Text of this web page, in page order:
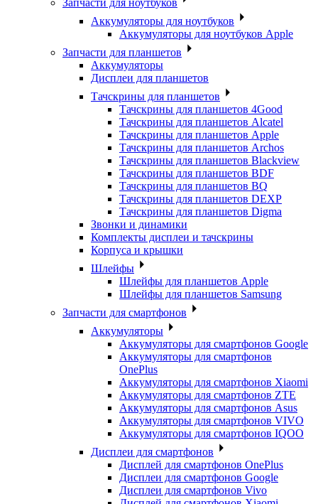
Запчасти для ноутбуков
Аккумуляторы для ноутбуков
Аккумуляторы для ноутбуков Apple
Запчасти для планшетов
Аккумуляторы
Дисплеи для планшетов
Тачскрины для планшетов
Тачскрины для планшетов 4Good
Тачскрины для планшетов Alcatel
Тачскрины для планшетов Apple
Тачскрины для планшетов Archos
Тачскрины для планшетов Blackview
Тачскрины для планшетов BDF
Тачскрины для планшетов BQ
Тачскрины для планшетов DEXP
Тачскрины для планшетов Digma
Звонки и динамики
Комплекты дисплеи и тачскрины
Корпуса и крышки
Шлейфы
Шлейфы для планшетов Apple
Шлейфы для планшетов Samsung
Запчасти для смартфонов
Аккумуляторы
Аккумуляторы для смартфонов Google
Аккумуляторы для смартфонов
OnePlus
Аккумуляторы для смартфонов Xiaomi
Аккумуляторы для смартфонов ZTE
Аккумуляторы для cмартфонов Asus
Аккумуляторы для смартфонов VIVO
Аккумуляторы для смартфонов IQOO
Дисплеи для смартфонов
Дисплей для смартфонов OnePlus
Дисплеи для смартфонов Google
Дисплеи для смартфонов Vivo